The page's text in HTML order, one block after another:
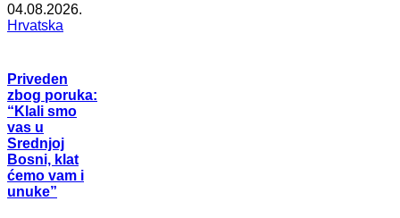
04.08.2026.
Hrvatska
Priveden
zbog poruka:
“Klali smo
vas u
Srednjoj
Bosni, klat
ćemo vam i
unuke”